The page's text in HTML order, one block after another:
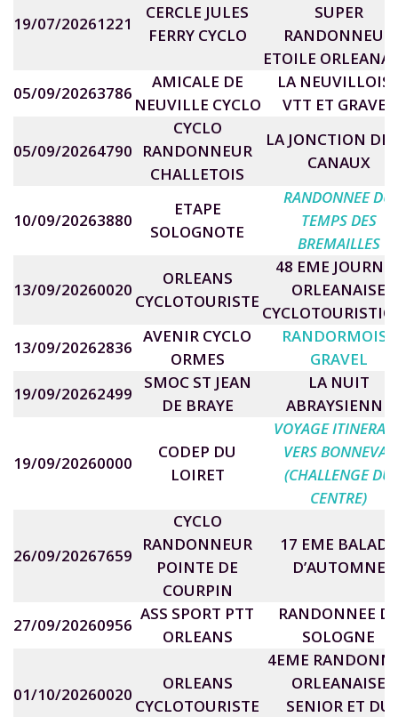
19/07/20261221
CERCLE JULES
FERRY CYCLO
SUPER
RANDONNEUR
ETOILE
05/09/20263786
AMICALE DE
NEUVILLE CYCLO
LA
VTT ET GRAVEL
05/09/20264790
CYCLO
RANDONNEUR
CHALLETOIS
LA JONCTION
CANAUX
10/09/20263880
ETAPE
SOLOGNOTE
RANDONNEE DU
TEMPS DES
BREMAILLES
13/09/20260020
ORLEANS
CYCLOTOURISTE
48 EME
ORLEANAISE
13/09/20262836
AVENIR CYCLO
ORMES
RANDORMOISE
GRAVEL
19/09/20262499
SMOC ST JEAN
DE BRAYE
LA NUIT
ABRAYSIENNE
19/09/20260000
CODEP DU
LOIRET
VOYAGE
VERS BONNEVAL
(CHALLENGE DU
CENTRE)
26/09/20267659
CYCLO
RANDONNEUR
POINTE DE
COURPIN
17 EME BALADE
D’AUTOMNE
27/09/20260956
ASS SPORT PTT
ORLEANS
RANDONNEE
SOLOGNE
01/10/20260020
ORLEANS
CYCLOTOURISTE
4EME
ORLEANAISE
SENIOR ET DU